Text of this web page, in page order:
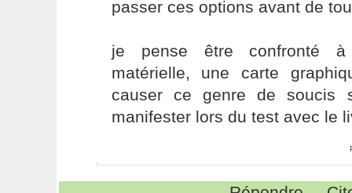
passer ces options avant de
je pense être confronté à
matérielle, une carte
causer ce genre de soucis
manifester lors du test avec le